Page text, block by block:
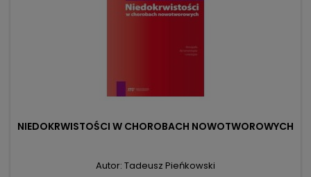
NIEDOKRWISTOŚCI W CHOROBACH NOWOTWOROWYCH
Autor: Tadeusz Pieńkowski